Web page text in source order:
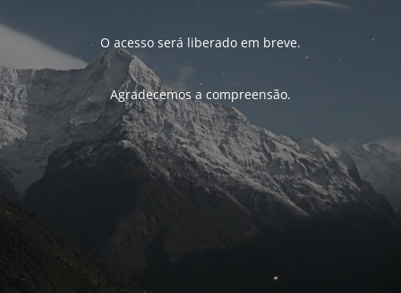
O acesso será liberado em breve.
Agradecemos a compreensão.